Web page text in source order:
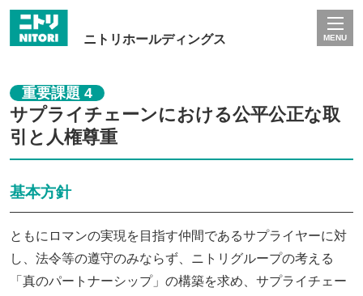
ニトリホールディングス MENU
重要課題 4
サプライチェーンにおける公平公正な取
引と人権尊重
基本方針
ともにロマンの実現を目指す仲間であるサプライヤーに対
し、法令等の遵守のみならず、ニトリグループの考える
「真のパートナーシップ」の構築を求め、サプライチェー